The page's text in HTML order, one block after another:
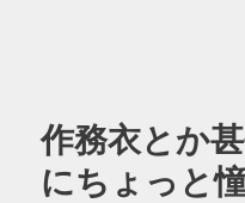
作務衣とか
にちょっと